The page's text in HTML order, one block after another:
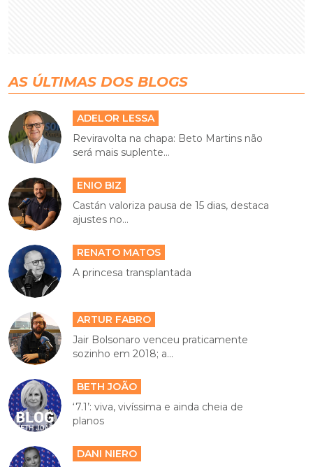
AS ÚLTIMAS DOS BLOGS
ADELOR LESSA
Reviravolta na chapa: Beto Martins não
será mais suplente...
ENIO BIZ
Castán valoriza pausa de 15 dias, destaca
ajustes no...
RENATO MATOS
A princesa transplantada
ARTUR FABRO
Jair Bolsonaro venceu praticamente
sozinho em 2018; a...
BETH JOÃO
‘7.1’: viva, vivíssima e ainda cheia de
planos
DANI NIERO